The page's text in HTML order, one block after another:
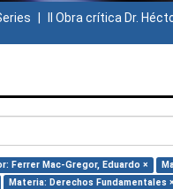
II Obra crítica Dr.
Ferrer Mac-Gregor, Eduardo ×
Materia: Derechos Fundamentales ×